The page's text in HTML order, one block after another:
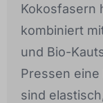
Kokosfasern
kombiniert
und Bio-
Pressen
sind